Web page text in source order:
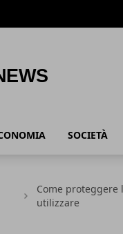
SOCIETÀ
Come
utilizzare